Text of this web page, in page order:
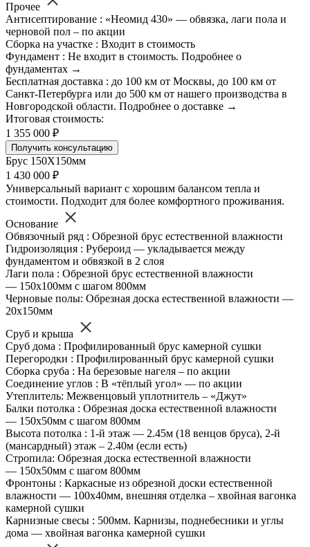
Прочее
Антисептирование : «Неомид 430» — обвязка, лаги пола и
черновой пол – по акции
Сборка на участке : Входит в стоимость
Фундамент : Не входит в стоимость. Подробнее о
фундаментах →
Бесплатная доставка : до 100 км от Москвы, до 100 км от
Санкт-Петербурга или до 500 км от нашего производства в
Новгородской области. Подробнее о доставке →
Итоговая стоимость:
1 355 000 ₽
Получить консультацию
Брус 150Х150мм
1 430 000 ₽
Универсальный вариант с хорошим балансом тепла и
стоимости. Подходит для более комфортного проживания.
Основание
Обвязочный ряд : Обрезной брус естественной влажности
Гидроизоляция : Рубероид — укладывается между
фундаментом и обвязкой в 2 слоя
Лаги пола : Обрезной брус естественной влажности
— 150х100мм с шагом 800мм
Черновые полы: Обрезная доска естественной влажности —
20х150мм
Сруб и крыша
Сруб дома : Профилированный брус камерной сушки
Перегородки : Профилированный брус камерной сушки
Сборка сруба : На березовые нагеля – по акции
Соединение углов : В «тёплый угол» — по акции
Утеплитель: Межвенцовый уплотнитель – «Джут»
Балки потолка : Обрезная доска естественной влажности
— 150х50мм с шагом 800мм
Высота потолка : 1-й этаж — 2.45м (18 венцов бруса), 2-й
(мансардный) этаж – 2.40м (если есть)
Стропила: Обрезная доска естественной влажности
— 150х50мм с шагом 800мм
Фронтоны : Каркасные из обрезной доски естественной
влажности — 100х40мм, внешняя отделка – хвойная вагонка
камерной сушки
Карнизные свесы : 500мм. Карнизы, поднебесники и углы
дома — хвойная вагонка камерной сушки